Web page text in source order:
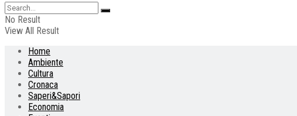
No Result
View All Result
Home
Ambiente
Cultura
Cronaca
Saperi&Sapori
Economia